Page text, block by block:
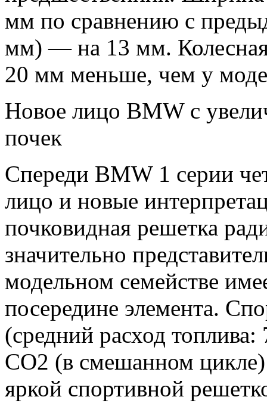
мм по сравнению с
мм) — на 13 мм.
20 мм меньше, чем у
Новое лицо BMW с
почек
Спереди BMW 1 серии
лицо и новые
почковидная решетка
значительно
модельном семействе
посередине элемента.
(средний расход
CO2 (в смешанном
яркой спортивной